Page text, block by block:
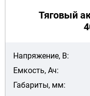
Тяговый
Напряжение, В:
Емкость, Ач:
Габариты, мм: